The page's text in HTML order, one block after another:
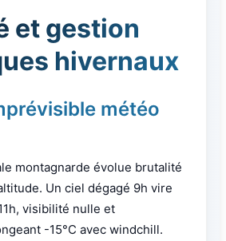
et gestion
hivernaux
météo
montagnarde évolue brutalité
Un ciel dégagé 9h vire
visibilité nulle et
-15°C avec windchill.